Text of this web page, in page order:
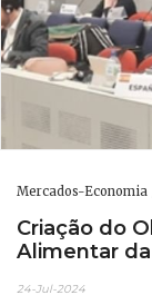
Mercados-Economia
Criação do
Alimentar
24-Jul-2024